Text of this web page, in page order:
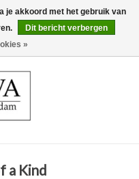
0 Artikelen - €0,00
a Kind
je akkoord met het gebruik van
Dit bericht verbergen
»